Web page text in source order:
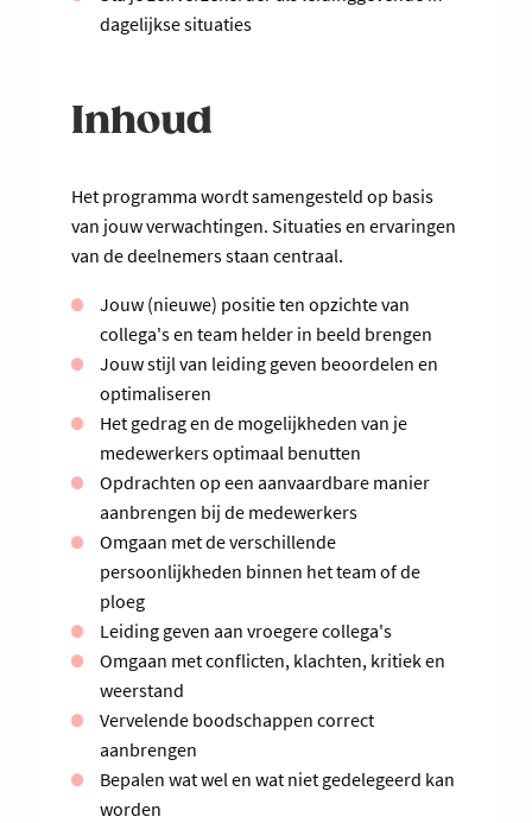
dagelijkse situaties
Inhoud
Het programma wordt samengesteld op basis
van jouw verwachtingen. Situaties en ervaringen
van de deelnemers staan centraal.
Jouw (nieuwe) positie ten opzichte van
collega's en team helder in beeld brengen
Jouw stijl van leiding geven beoordelen en
optimaliseren
Het gedrag en de mogelijkheden van je
medewerkers optimaal benutten
Opdrachten op een aanvaardbare manier
aanbrengen bij de medewerkers
Omgaan met de verschillende
persoonlijkheden binnen het team of de
ploeg
Leiding geven aan vroegere collega's
Omgaan met conflicten, klachten, kritiek en
weerstand
Vervelende boodschappen correct
aanbrengen
Bepalen wat wel en wat niet gedelegeerd kan
worden